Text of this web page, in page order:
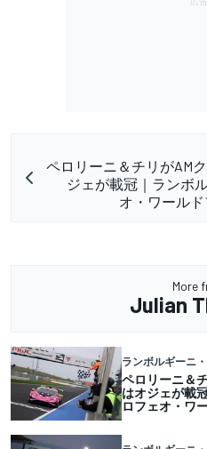
ペロリーニ＆チリがAM
ジェが載冠｜ランボ
オ・ワール
More
Julian
ランボルギーニ
ペロリーニ＆
はオジェが載
ロフェオ・ワ